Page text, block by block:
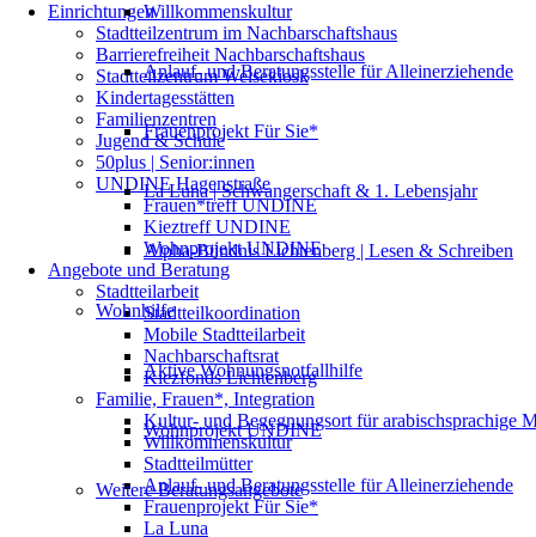
Willkommenskultur
Anlauf- und Beratungsstelle für Alleinerziehende
Frauenprojekt Für Sie*
La Luna | Schwangerschaft & 1. Lebensjahr
Alpha-Bündnis Lichtenberg | Lesen & Schreiben
Wohnhilfe
Aktive Wohnungsnotfallhilfe
Wohnprojekt UNDINE
Weitere Beratungsangebote
Einrichtungen
Stadtteilzentrum im Nachbarschaftshaus
Barrierefreiheit Nachbarschaftshaus
Stadtteilzentrum Welsekiosk
Kindertagesstätten
Familienzentren
Jugend & Schule
50plus | Senior:innen
UNDINE Hagenstraße
Frauen*treff UNDINE
Kieztreff UNDINE
Wohnprojekt UNDINE
Angebote und Beratung
Stadtteilarbeit
Stadtteilkoordination
Mobile Stadtteilarbeit
Nachbarschaftsrat
Kiezfonds Lichtenberg
Familie, Frauen*, Integration
Kultur- und Begegnungsort für arabischsprachige
Willkommenskultur
Stadtteilmütter
Anlauf- und Beratungsstelle für Alleinerziehende
Frauenprojekt Für Sie*
La Luna